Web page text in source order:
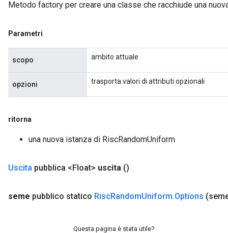
Metodo factory per creare una classe che racchiude una
Parametri
scopo ambito attuale
opzioni trasporta valori di attributi opzionali
ritorna
una nuova istanza di RiscRandomUniform
Uscita pubblica <Float> uscita ()
seme pubblico statico RiscRandomUniform.Options
Questa pagina è stata utile?